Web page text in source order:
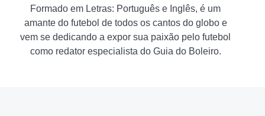
Formado em Letras: Português e Inglês, é um
amante do futebol de todos os cantos do globo e
vem se dedicando a expor sua paixão pelo futebol
como redator especialista do Guia do Boleiro.